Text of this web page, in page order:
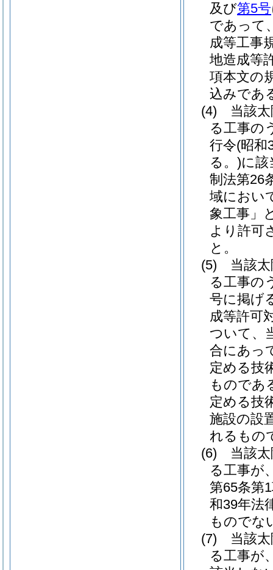
及び第5号
であって
成等工事
地造成等
項本文の
込みであ
(4)
当該
る工事の
行令(昭和
る。)に該
制法第26
域におい
象工事」
より許可
と。
(5)
当該
る工事の
号に掲げ
成等許可
ついて、
合にあっ
定める技
ものであ
定める技
施設の設
れるもの
(6)
当該
る工事が
第65条第
和39年法
ものでな
(7)
当該
る工事が